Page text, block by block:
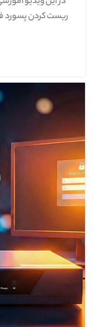
ریست کردن پسورد